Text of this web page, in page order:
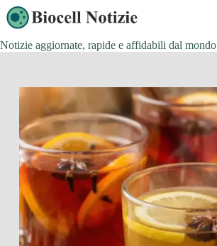
Salta
al
contenuto
Notizie aggiornate, rapide e affidabili dal mondo